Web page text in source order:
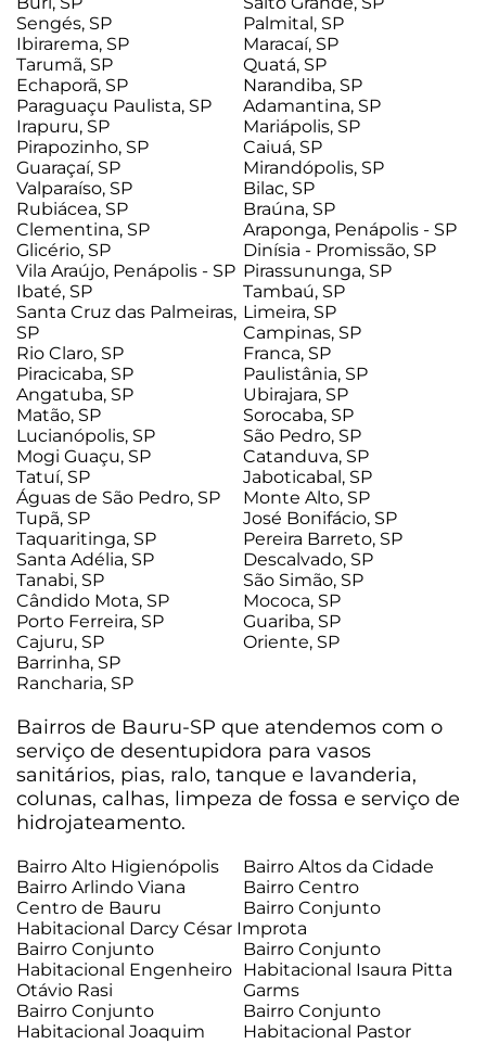
Sengés, SP
Ibirarema, SP
Palmital, SP
Tarumã, SP
Maracaí, SP
Echaporã, SP
Quatá, SP
Paraguaçu Paulista, SP
Narandiba, SP
Irapuru, SP
Adamantina, SP
Pirapozinho, SP
Mariápolis, SP
Guaraçaí, SP
Caiuá, SP
Valparaíso, SP
Mirandópolis, SP
Rubiácea, SP
Bilac, SP
Clementina, SP
Braúna, SP
Glicério, SP
Araponga, Penápolis - SP
Vila Araújo, Penápolis - SP
Dinísia - Promissão, SP
Ibaté, SP
Pirassununga, SP
Santa Cruz das Palmeiras,
SP
Tambaú, SP
Rio Claro, SP
Limeira, SP
Piracicaba, SP
Campinas, SP
Angatuba, SP
Franca, SP
Matão, SP
Paulistânia, SP
Lucianópolis, SP
Ubirajara, SP
Mogi Guaçu, SP
Sorocaba, SP
Tatuí, SP
São Pedro, SP
Águas de São Pedro, SP
Catanduva, SP
Tupã, SP
Jaboticabal, SP
Taquaritinga, SP
Monte Alto, SP
Santa Adélia, SP
José Bonifácio, SP
Tanabi, SP
Pereira Barreto, SP
Cândido Mota, SP
Descalvado, SP
Porto Ferreira, SP
São Simão, SP
Cajuru, SP
Mococa, SP
Barrinha, SP
Guariba, SP
Rancharia, SP
Oriente, SP
Bairros de Bauru-SP que atendemos com o
serviço de desentupidora para vasos
sanitários, pias, ralo, tanque e lavanderia,
colunas, calhas, limpeza de fossa e serviço de
hidrojateamento.
Bairro Alto Higienópolis
Bairro Altos da Cidade
Bairro Arlindo Viana
Bairro Centro
Centro de Bauru
Bairro Conjunto
Habitacional Darcy César Improta
Bairro Conjunto
Habitacional Engenheiro
Otávio Rasi
Bairro Conjunto
Habitacional Isaura Pitta
Garms
Bairro Conjunto
Habitacional Joaquim
Bairro Conjunto
Habitacional Pastor